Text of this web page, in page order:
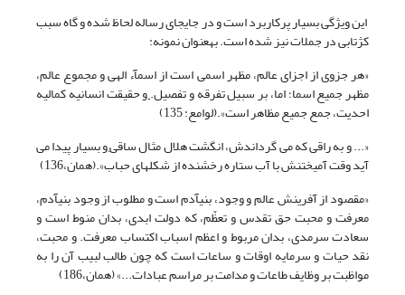
این ویژگی بسیار پرکاربرد است و در جای‏جای رساله لحاظ شده و گاه سبب
کژتابی در جملات نیز شده است. به‏عنوان نمونه:
«هر جزوی از اجزای عالم، مظهر اسمی است از اسمآء الهی و مجموع عالم،
مظهر جمیع اسما؛ اما، بر سبیل تفرقه و تفصیل.وحقیقت انسانیه کمالیه
احدیت، جمع جمیع مظاهر است».(لوامع: 135)
«... و به راقی که می گرداندش، انگشت هلال مثال ساقیوبسیار پیدا می
آید وقت آمیختنش با آب ستاره رخشنده از شکل‏های حباب».(همان،136)
«مقصود از آفرینش عالم و وجود، بنی‏آدم است و مطلوب از وجود بنی‏آدم،
معرفت و محبت حق تقدس و تعظّم، که دولت ابدی، بدان منوط است و
سعادت سرمدی، بدان مربوط و اعظم اسباب اکتساب معرفت.ومحبت،
نقد حیات و سرمایه اوقات و ساعات است که چون طالب لبیب آن را به
مواظبت بر وظایف طاعات و مدامت بر مراسم عبادات...» (همان،186)